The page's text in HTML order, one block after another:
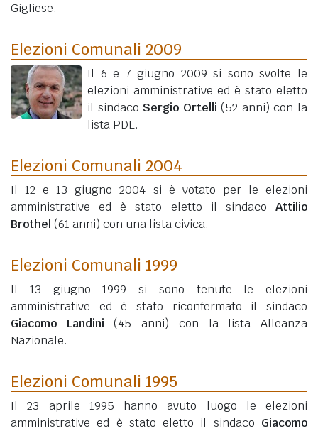
Gigliese.
Elezioni Comunali 2009
Il 6 e 7 giugno 2009 si sono svolte le
elezioni amministrative ed è stato eletto
il sindaco Sergio Ortelli (52 anni) con la
lista PDL.
Elezioni Comunali 2004
Il 12 e 13 giugno 2004 si è votato per le elezioni
amministrative ed è stato eletto il sindaco Attilio
Brothel (61 anni) con una lista civica.
Elezioni Comunali 1999
Il 13 giugno 1999 si sono tenute le elezioni
amministrative ed è stato riconfermato il sindaco
Giacomo Landini
(45 anni) con la lista Alleanza
Nazionale.
Elezioni Comunali 1995
Il 23 aprile 1995 hanno avuto luogo le elezioni
amministrative ed è stato eletto il sindaco Giacomo